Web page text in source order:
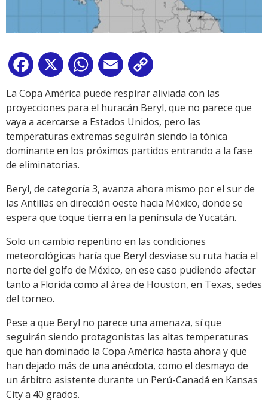
Facebook
X WhatsApp
Email
Link
La Copa América puede respirar aliviada con las
proyecciones para el huracán Beryl, que no parece que
vaya a acercarse a Estados Unidos, pero las
temperaturas extremas seguirán siendo la tónica
dominante en los próximos partidos entrando a la fase
de eliminatorias.
Beryl, de categoría 3, avanza ahora mismo por el sur de
las Antillas en dirección oeste hacia México, donde se
espera que toque tierra en la península de Yucatán.
Solo un cambio repentino en las condiciones
meteorológicas haría que Beryl desviase su ruta hacia el
norte del golfo de México, en ese caso pudiendo afectar
tanto a Florida como al área de Houston, en Texas, sedes
del torneo.
Pese a que Beryl no parece una amenaza, sí que
seguirán siendo protagonistas las altas temperaturas
que han dominado la Copa América hasta ahora y que
han dejado más de una anécdota, como el desmayo de
un árbitro asistente durante un Perú-Canadá en Kansas
City a 40 grados.